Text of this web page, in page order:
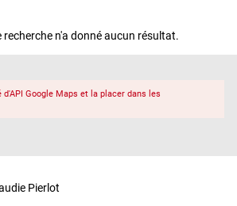
recherche n'a donné aucun résultat.
Google Maps et la placer dans les
Pierlot